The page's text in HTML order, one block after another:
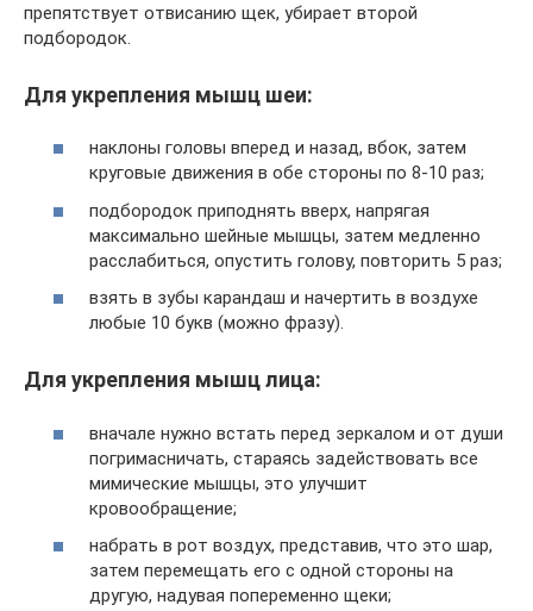
препятствует отвисанию щек, убирает второй
подбородок.
Для укрепления мышц шеи:
наклоны головы вперед и назад, вбок, затем
круговые движения в обе стороны по 8-10 раз;
подбородок приподнять вверх, напрягая
максимально шейные мышцы, затем медленно
расслабиться, опустить голову, повторить 5 раз;
взять в зубы карандаш и начертить в воздухе
любые 10 букв (можно фразу).
Для укрепления мышц лица:
вначале нужно встать перед зеркалом и от души
погримасничать, стараясь задействовать все
мимические мышцы, это улучшит
кровообращение;
набрать в рот воздух, представив, что это шар,
затем перемещать его с одной стороны на
другую, надувая попеременно щеки;